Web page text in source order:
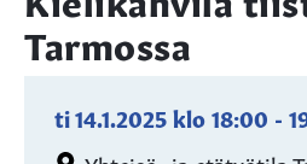
Tarmossa
ti 14.1.2025klo18:00 -